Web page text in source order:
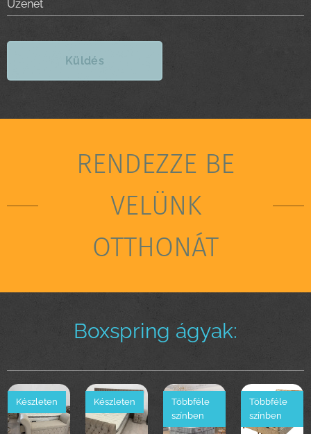
Üzenet
Küldés
RENDEZZE BE
VELÜNK
OTTHONÁT
Boxspring ágyak:
Készleten Készleten
Többféle
színben
Többféle
színben